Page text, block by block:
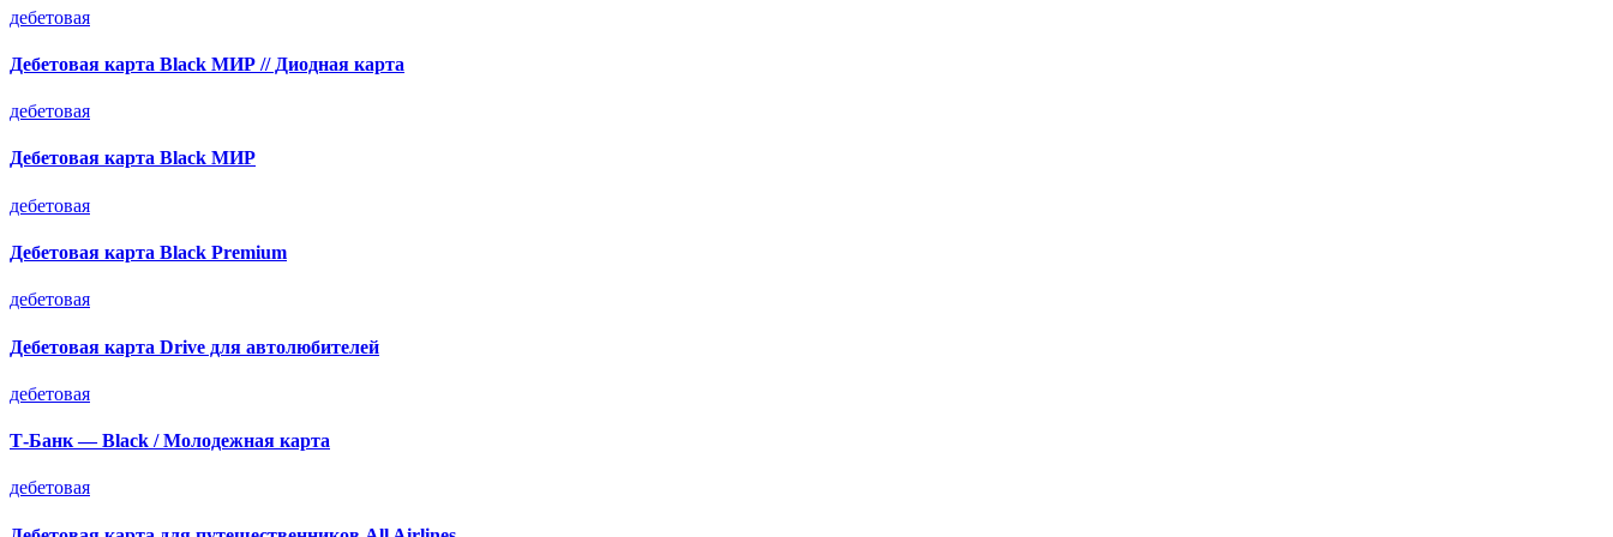
дебетовая
Дебетовая карта Black МИР // Диодная карта
дебетовая
Дебетовая карта Black МИР
дебетовая
Дебетовая карта Black Premium
дебетовая
Дебетовая карта Drive для автолюбителей
дебетовая
Т-Банк — Black / Молодежная карта
дебетовая